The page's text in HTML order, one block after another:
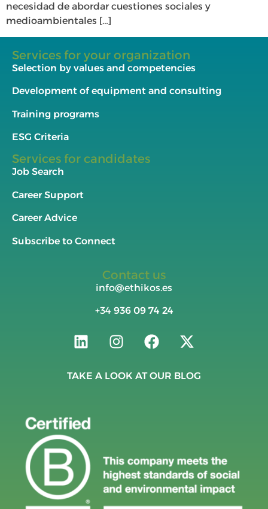
necesidad de abordar cuestiones sociales y
medioambientales […]
Services for your organization
Selection by values and competencies
Development of equipment and consulting
Training programs
ESG Criteria
Services for candidates
Job Search
Career Support
Career Advice
Subscribe to Connect
Contact us
info@ethikos.es
+34 936 09 74 24
TAKE A LOOK AT OUR BLOG